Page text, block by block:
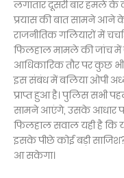
लगातार दूसरी बार हमले के
प्रयास की बात सामने आने
राजनीतिक गलियारों में
फिलहाल मामले की जांच
आधिकारिक तौर पर कुछ
इस संबंध में बलिया ओपी
प्राप्त हुआ है। पुलिस सभी
सामने आएंगे, उसके आधार पर
फिलहाल सवाल यही है कि
इसके पीछे कोई बड़ी
आ सकेगा।